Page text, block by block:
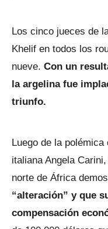
Los cinco jueces de
Khelif en todos los
nueve. Con un
la argelina fue
triunfo.
Luego de la
italiana Angela
norte de África
“alteración” y que
compensación